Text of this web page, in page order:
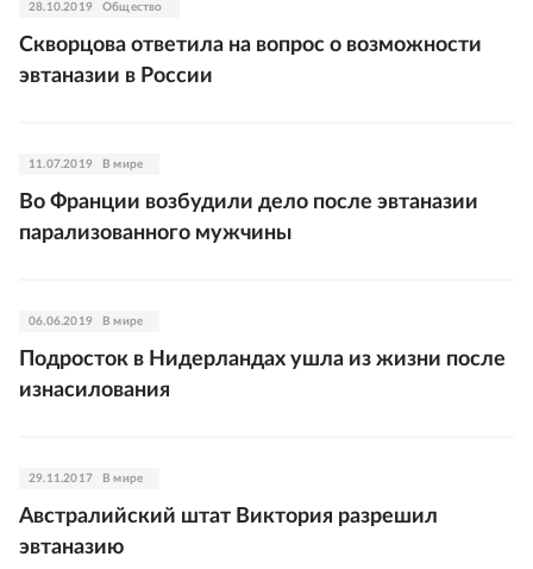
28.10.2019 Общество
Скворцова ответила на вопрос о возможности
эвтаназии в России
11.07.2019 В мире
Во Франции возбудили дело после эвтаназии
парализованного мужчины
06.06.2019 В мире
Подросток в Нидерландах ушла из жизни после
изнасилования
29.11.2017 В мире
Австралийский штат Виктория разрешил
эвтаназию